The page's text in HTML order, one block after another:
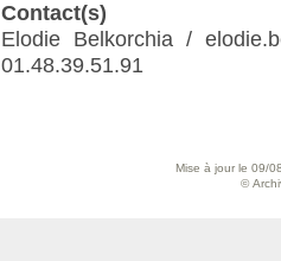
Contact(s)
Elodie Belkorchia /
01.48.39.51.91
Mise à jour le 09/
©